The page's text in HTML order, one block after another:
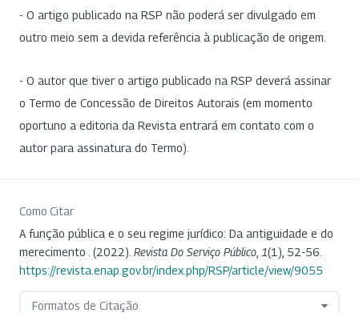
- O artigo publicado na RSP não poderá ser divulgado em
outro meio sem a devida referência à publicação de origem.
- O autor que tiver o artigo publicado na RSP deverá assinar
o Termo de Concessão de Direitos Autorais (em momento
oportuno a editoria da Revista entrará em contato com o
autor para assinatura do Termo).
Como Citar
A função pública e o seu regime jurídico: Da antiguidade e do
merecimento . (2022). Revista Do Serviço Público 1(1), 52-56.
https://revista.enap.gov.br/index.php/RSP/article/view/9055
Formatos de Citação